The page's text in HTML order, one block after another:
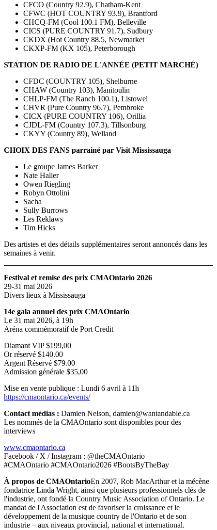
CFCO (Country 92.9), Chatham-Kent
CFWC (HOT COUNTRY 93.9), Brantford
CHCQ-FM (Cool 100.1 FM), Belleville
CICS (PURE COUNTRY 91.7), Sudbury
CKDX (Hot Country 88.5, Newmarket
CKXP-FM (KX 105), Peterborough
STATION DE RADIO DE L'ANNÉE (PETIT MARCHÉ)
CFDC (COUNTRY 105), Shelburne
CHAW (Country 103), Manitoulin
CHLP-FM (The Ranch 100.1), Listowel
CHVR (Pure Country 96.7), Pembroke
CICX (PURE COUNTRY 106), Orillia
CJDL-FM (Country 107.3), Tillsonburg
CKYY (Country 89), Welland
CHOIX DES FANS parrainé par Visit Mississauga
Le groupe James Barker
Nate Haller
Owen Riegling
Robyn Ottolini
Sacha
Sully Burrows
Les Reklaws
Tim Hicks
Des artistes et des détails supplémentaires seront annoncés dans les
semaines à venir.
Festival et remise des prix CMAOntario 2026
29-31 mai 2026
Divers lieux à Mississauga
14e gala annuel des prix CMAOntario
Le 31 mai 2026, à 19h
Aréna commémoratif de Port Credit
Diamant VIP $199,00
Or réservé $140.00
Argent Réservé $79.00
Admission générale $35,00
Mise en vente publique : Lundi 6 avril à 11h
https://cmaontario.ca/events/
Contact médias : Damien Nelson, damien@wantandable.ca
Les nommés de la CMAOntario sont disponibles pour des
interviews
www.cmaontario.ca
Facebook / X / Instagram : @theCMAOntario
#CMAOntario #CMAOntario2026 #BootsByTheBay
À propos de CMAOntarioEn 2007, Rob MacArthur et la mécène
fondatrice Linda Wright, ainsi que plusieurs professionnels clés de
l'industrie, ont fondé la Country Music Association of Ontario. Le
mandat de l'Association est de favoriser la croissance et le
développement de la musique country de l'Ontario et de son
industrie – aux niveaux provincial, national et international.